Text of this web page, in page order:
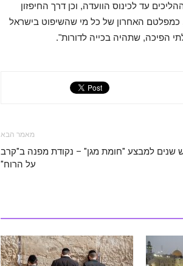
עד לכינוס הוועדה, וכן דרך החיפזון
כמפלטם האחרון של כל מי שהשיפוט בישראל
הפיכה, שתהיה בכייה לדורות".
מאמר הבא
שנים למבצע "חומת מגן" – נקודת מפנה ב"קרב
על הרוח"